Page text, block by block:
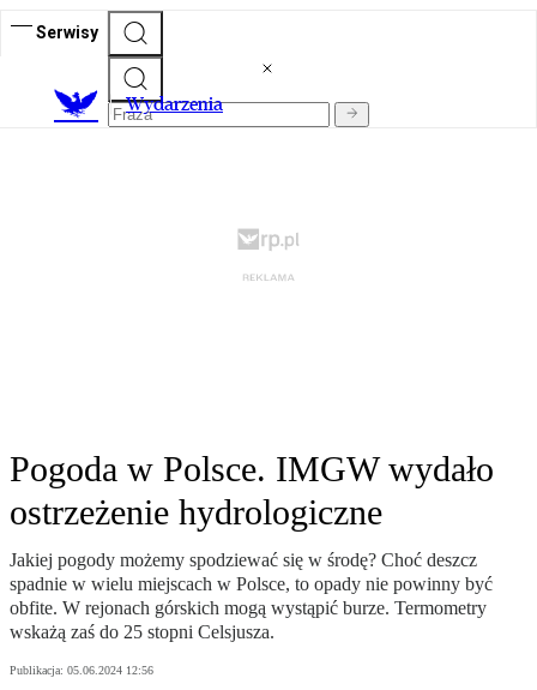
Serwisy
Wydarzenia
Pogoda w Polsce. IMGW wydało
ostrzeżenie hydrologiczne
Jakiej pogody możemy spodziewać się w środę? Choć deszcz
spadnie w wielu miejscach w Polsce, to opady nie powinny być
obfite. W rejonach górskich mogą wystąpić burze. Termometry
wskażą zaś do 25 stopni Celsjusza.
Publikacja: 05.06.2024 12:56